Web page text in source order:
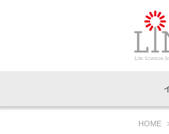
イベン
HOME